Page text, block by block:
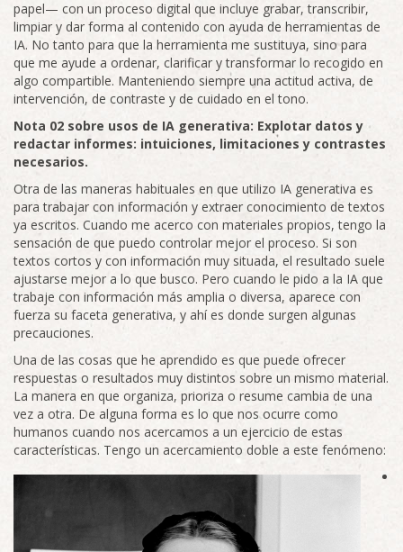
papel— con un proceso digital que incluye grabar, transcribir,
limpiar y dar forma al contenido con ayuda de herramientas de
IA. No tanto para que la herramienta me sustituya, sino para
que me ayude a ordenar, clarificar y transformar lo recogido en
algo compartible. Manteniendo siempre una actitud activa, de
intervención, de contraste y de cuidado en el tono.
Nota 02 sobre usos de IA generativa: Explotar datos y
redactar informes: intuiciones, limitaciones y contrastes
necesarios.
Otra de las maneras habituales en que utilizo IA generativa es
para trabajar con información y extraer conocimiento de textos
ya escritos. Cuando me acerco con materiales propios, tengo la
sensación de que puedo controlar mejor el proceso. Si son
textos cortos y con información muy situada, el resultado suele
ajustarse mejor a lo que busco. Pero cuando le pido a la IA que
trabaje con información más amplia o diversa, aparece con
fuerza su faceta generativa, y ahí es donde surgen algunas
precauciones.
Una de las cosas que he aprendido es que puede ofrecer
respuestas o resultados muy distintos sobre un mismo material.
La manera en que organiza, prioriza o resume cambia de una
vez a otra. De alguna forma es lo que nos ocurre como
humanos cuando nos acercamos a un ejercicio de estas
características. Tengo un acercamiento doble a este fenómeno: